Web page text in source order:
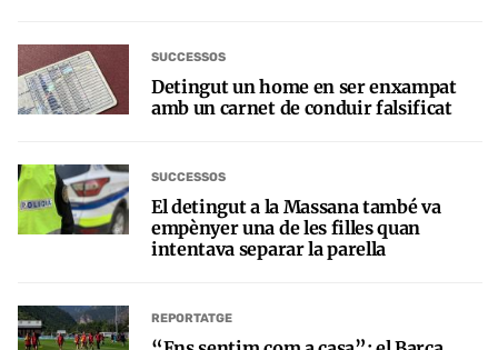
SUCCESSOS
Detingut un home en ser enxampat
amb un carnet de conduir falsificat
SUCCESSOS
El detingut a la Massana també va
empènyer una de les filles quan
intentava separar la parella
REPORTATGE